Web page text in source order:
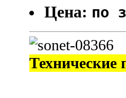
Цена: по
Технические